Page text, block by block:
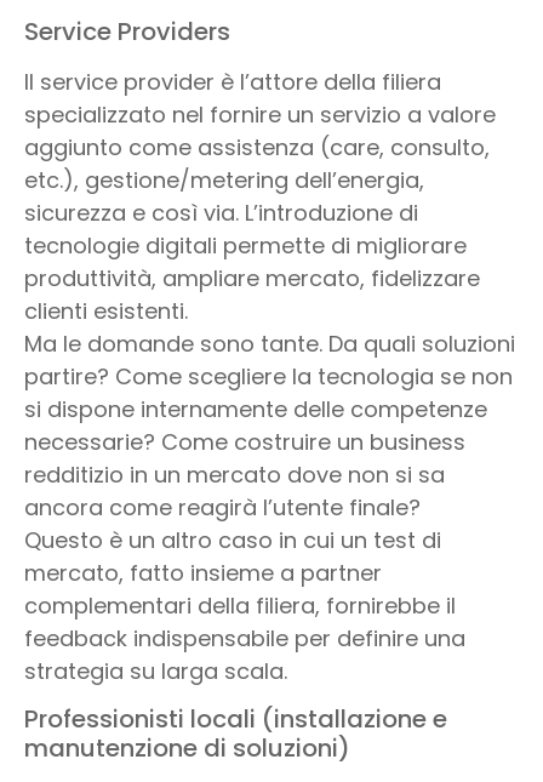
Service Providers
Il service provider è l’attore della filiera
specializzato nel fornire un servizio a valore
aggiunto come assistenza (care, consulto,
etc.), gestione/metering dell’energia,
sicurezza e così via. L’introduzione di
tecnologie digitali permette di migliorare
produttività, ampliare mercato, fidelizzare
clienti esistenti.
Ma le domande sono tante. Da quali soluzioni
partire? Come scegliere la tecnologia se non
si dispone internamente delle competenze
necessarie? Come costruire un business
redditizio in un mercato dove non si sa
ancora come reagirà l’utente finale?
Questo è un altro caso in cui un test di
mercato, fatto insieme a partner
complementari della filiera, fornirebbe il
feedback indispensabile per definire una
strategia su larga scala.
Professionisti locali (installazione e
manutenzione di soluzioni)